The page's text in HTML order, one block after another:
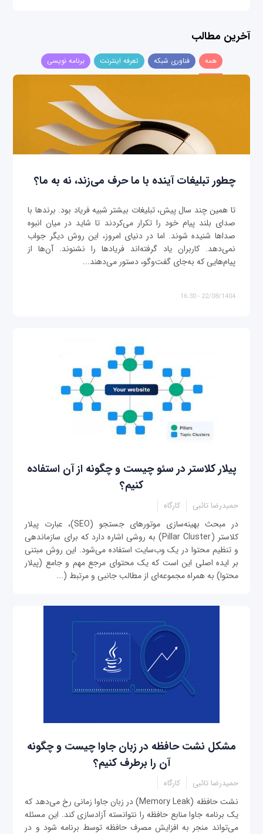
آخرین مطالب
همه فناوری شبکه تعرفه اینترنت برنامه نویسی
چطور تبلیغات آینده با ما حرف می‌زند، نه به ما؟
تا همین چند سال پیش، تبلیغات بیشتر شبیه فریاد بود. برندها با
صدای بلند پیام خود را تکرار می‌کردند تا شاید در میان انبوه
صداها شنیده شوند. اما در دنیای امروز، این روش دیگر جواب
نمی‌دهد. کاربران یاد گرفته‌اند فریادها را نشنوند. آن‌ها از
پیام‌هایی که به‌جای گفت‌وگو، دستور می‌دهند...
22/08/1404 - 16:30
پیلار کلاستر در سئو چیست و چگونه از آن استفاده
کنیم؟
حمیدرضا تائبی کارگاه
در مبحث بهینه‌سازی موتورهای جستجو (SEO)، عبارت پیلار
کلاستر (Pillar Cluster) به روشی اشاره دارد که برای سازماندهی
و تنظیم محتوا در یک وب‌سایت استفاده می‌شود. این روش مبتنی
بر ایده اصلی این است که یک محتوای مرجع مهم و جامع (پیلار
محتوا) به همراه مجموعه‌ای از مطالب جانبی و مرتبط (...
مشکل نشت حافظه در زبان جاوا چیست و چگونه
آن را برطرف کنیم؟
حمیدرضا تائبی کارگاه
نشت حافظه (Memory Leak) در زبان جاوا زمانی رخ می‌دهد که
یک برنامه جاوا منابع حافظه را نتوانسته آزادسازی کند. این مسئله
می‌تواند منجر به افزایش مصرف حافظه توسط برنامه شود و در